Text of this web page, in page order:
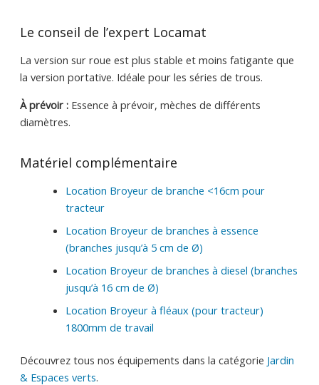
Le conseil de l’expert Locamat
La version sur roue est plus stable et moins fatigante que
la version portative. Idéale pour les séries de trous.
À prévoir :Essence à prévoir, mèches de différents
diamètres.
Matériel complémentaire
Location Broyeur de branche <16cm pour
tracteur
Location Broyeur de branches à essence
(branches jusqu’à 5 cm de Ø)
Location Broyeur de branches à diesel (branches
jusqu’à 16 cm de Ø)
Location Broyeur à fléaux (pour tracteur)
1800mm de travail
Découvrez tous nos équipements dans la catégorie Jardin
& Espaces verts.